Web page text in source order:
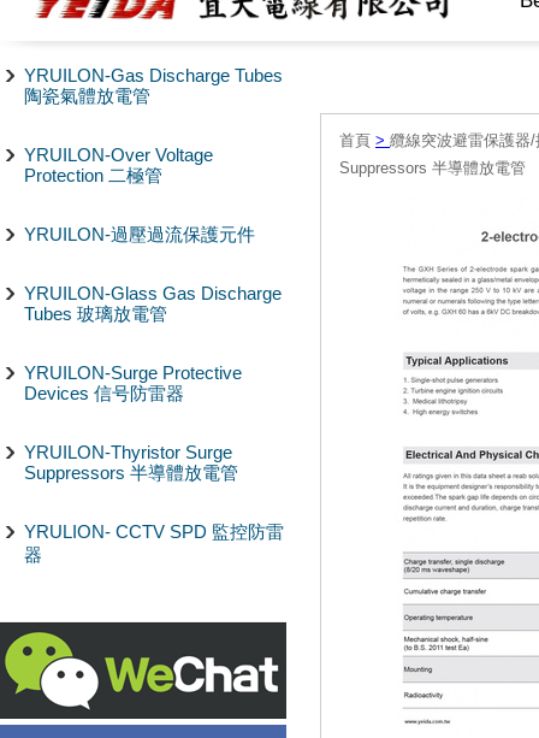
YRUILON-Gas Discharge Tubes
陶瓷氣體放電管
YRUILON-Over Voltage
Protection 二極管
YRUILON-過壓過流保護元件
YRUILON-Glass Gas Discharge
Tubes 玻璃放電管
YRUILON-Surge Protective
Devices 信号防雷器
YRUILON-Thyristor Surge
Suppressors 半導體放電管
YRULION- CCTV SPD 監控防雷
器
首頁 > 纜線突波避雷保護器
Suppressors 半導體放電管